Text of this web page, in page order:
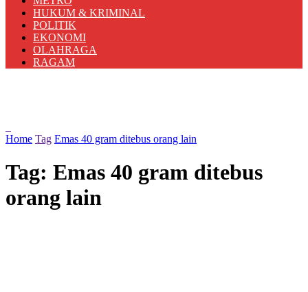
HUKUM & KRIMINAL
POLITIK
EKONOMI
OLAHRAGA
RAGAM
Home Tag Emas 40 gram ditebus orang lain
Tag: Emas 40 gram ditebus
orang lain